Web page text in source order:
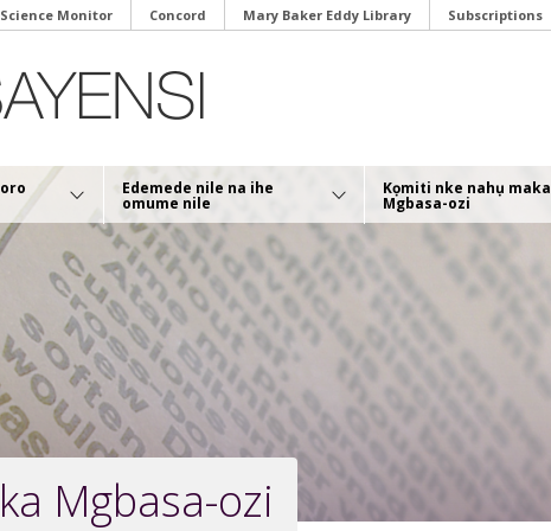
Monitor Concord Mary Baker Eddy Library Subscriptions
Edemede nile na ihe
omume nile
Kọmiti nke nahụ maka
Mgbasa-ozi
Mgbasa-ozi